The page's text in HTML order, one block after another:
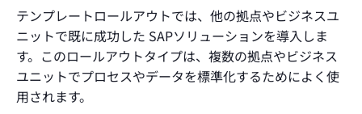
テンプレートロールアウトでは、他の拠点やビジネスユ
ニットで既に成功した SAPソリューションを導入しま
す。このロールアウトタイプは、複数の拠点やビジネス
ユニットでプロセスやデータを標準化するためによく使
用されます。